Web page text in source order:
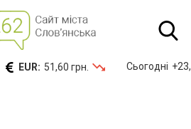
EUR: 51,60 грн. Сьогодні